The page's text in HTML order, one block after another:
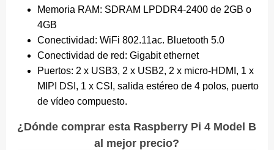
Memoria RAM: SDRAM LPDDR4-2400 de 2GB o
4GB
Conectividad: WiFi 802.11ac. Bluetooth 5.0
Conectividad de red: Gigabit ethernet
Puertos: 2 x USB3, 2 x USB2, 2 x micro-HDMI, 1 x
MIPI DSI, 1 x CSI, salida estéreo de 4 polos, puerto
de vídeo compuesto.
¿Dónde comprar esta Raspberry Pi 4 Model B
al mejor precio?